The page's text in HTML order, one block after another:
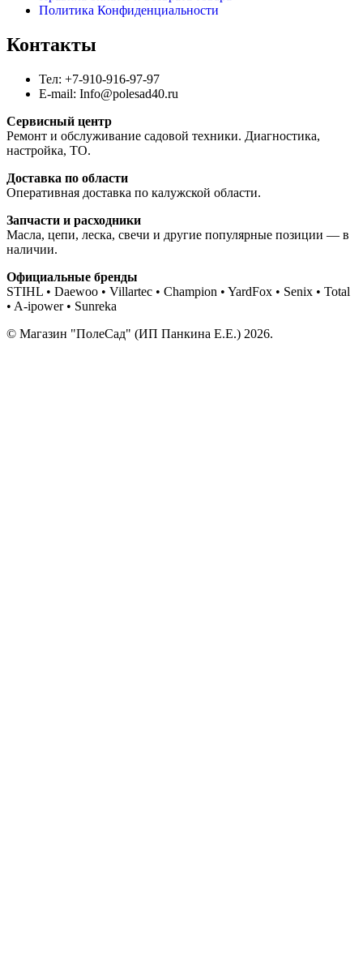
Политика Конфиденциальности
Контакты
Тел: +7-910-916-97-97
E-mail: Info@polesad40.ru
Сервисный центр
Ремонт и обслуживание садовой техники. Диагностика,
настройка, ТО.
Доставка по области
Оперативная доставка по калужской области.
Запчасти и расходники
Масла, цепи, леска, свечи и другие популярные позиции — в
наличии.
Официальные бренды
STIHL • Daewoo • Villartec • Champion • YardFox • Senix • Total
• A-ipower • Sunreka
© Магазин "ПолеСад" (ИП Панкина Е.Е.) 2026.